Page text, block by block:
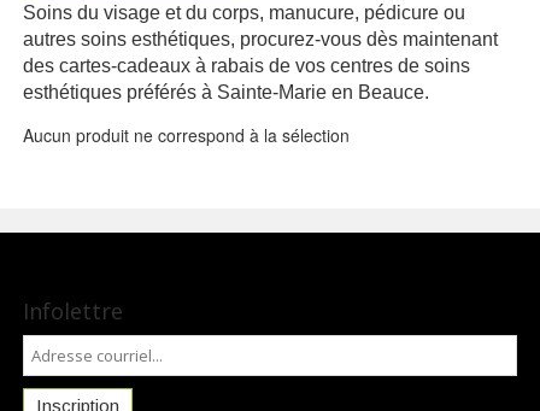
Soins du visage et du corps, manucure, pédicure ou
autres soins esthétiques, procurez-vous dès maintenant
des cartes-cadeaux à rabais de vos centres de soins
esthétiques préférés à Sainte-Marie en Beauce.
Aucun produit ne correspond à la sélection
Infolettre
Inscription